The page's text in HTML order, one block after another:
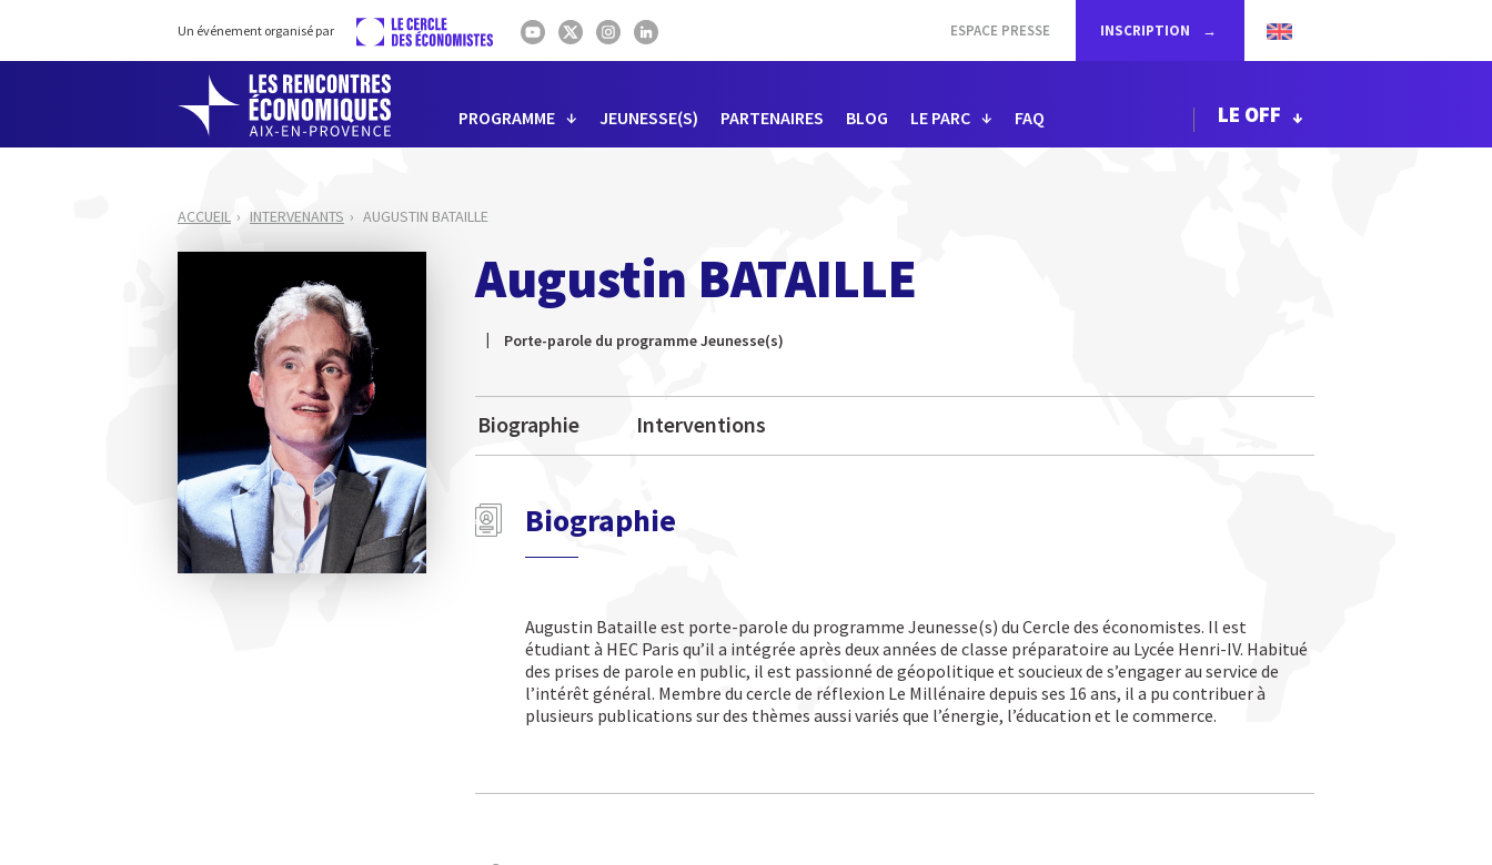
Un événement organisé par ESPACE PRESSE INSCRIPTION
PROGRAMME JEUNESSE(S) PARTENAIRES BLOG LE PARC FAQ LE OFF
ACCUEIL INTERVENANTS AUGUSTIN BATAILLE
Augustin BATAILLE
Porte-parole du programme Jeunesse(s)
Biographie Interventions
Biographie
Augustin Bataille est porte-parole du programme Jeunesse(s) du Cercle des économistes. Il est
étudiant à HEC Paris qu’il a intégrée après deux années de classe préparatoire au Lycée Henri-IV. Habitué
des prises de parole en public, il est passionné de géopolitique et soucieux de s’engager au service de
l’intérêt général. Membre du cercle de réflexion Le Millénaire depuis ses 16 ans, il a pu contribuer à
plusieurs publications sur des thèmes aussi variés que l’énergie, l’éducation et le commerce.